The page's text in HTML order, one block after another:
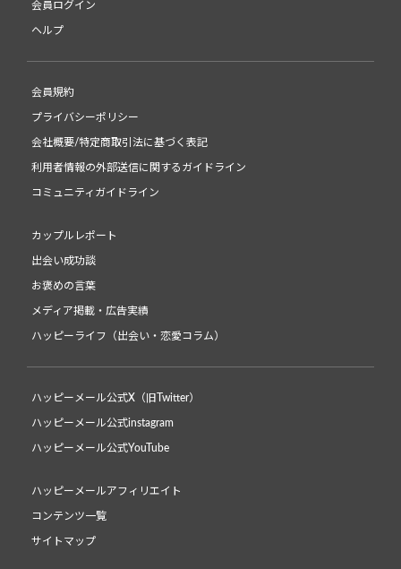
会員ログイン
ヘルプ
会員規約
プライバシーポリシー
会社概要/特定商取引法に基づく表記
利用者情報の外部送信に関するガイドライン
コミュニティガイドライン
カップルレポート
出会い成功談
お褒めの言葉
メディア掲載・広告実績
ハッピーライフ（出会い・恋愛コラム）
ハッピーメール公式X（旧Twitter）
ハッピーメール公式instagram
ハッピーメール公式YouTube
ハッピーメールアフィリエイト
コンテンツ一覧
サイトマップ